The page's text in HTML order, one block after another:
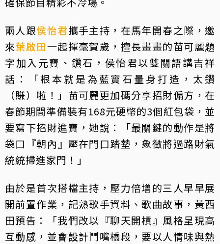
兩人跟侯怡君攜手主持，在馬年開春之際，邀
來葉啟田一起揮毫賀歲，擅長畫畫的苗可麗題
字加入元寶、鑽石，侯怡君以雙關語講吉祥
話：「根本就是為藍寶石量身打造，太鑽
（賺）啦！」苗可麗更加碼分享招財偏方，在
春節期間準備裝有168元硬幣的3個紅包袋，並
要寫下招財進寶，她說：「最關鍵的動作是將
袋口『朝內』壓在門口踏墊，象徵將過路財氣
統統掃進家門！」
由於是首次搭檔主持，壓力倍增的三人早早展
開前置作業，記熟歌手資料、歌曲故事，黃西
田預告：「我們改以『聊天開槓』風格呈現高
互動感，並會設計鬥嘴橋段，要以人情味與熱